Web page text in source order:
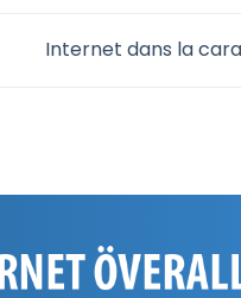
Internet dans la